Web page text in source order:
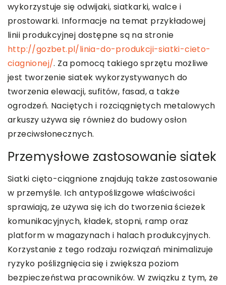
wykorzystuje się odwijaki, siatkarki, walce i
prostowarki. Informacje na temat przykładowej
linii produkcyjnej dostępne są na stronie
http://gozbet.pl/linia-do-produkcji-siatki-cieto-
ciagnionej/. Za pomocą takiego sprzętu możliwe
jest tworzenie siatek wykorzystywanych do
tworzenia elewacji, sufitów, fasad, a także
ogrodzeń. Naciętych i rozciągniętych metalowych
arkuszy używa się również do budowy osłon
przeciwsłonecznych.
Przemysłowe zastosowanie siatek
Siatki cięto-ciągnione znajdują także zastosowanie
w przemyśle. Ich antypoślizgowe właściwości
sprawiają, że używa się ich do tworzenia ścieżek
komunikacyjnych, kładek, stopni, ramp oraz
platform w magazynach i halach produkcyjnych.
Korzystanie z tego rodzaju rozwiązań minimalizuje
ryzyko poślizgnięcia się i zwiększa poziom
bezpieczeństwa pracowników. W związku z tym, że